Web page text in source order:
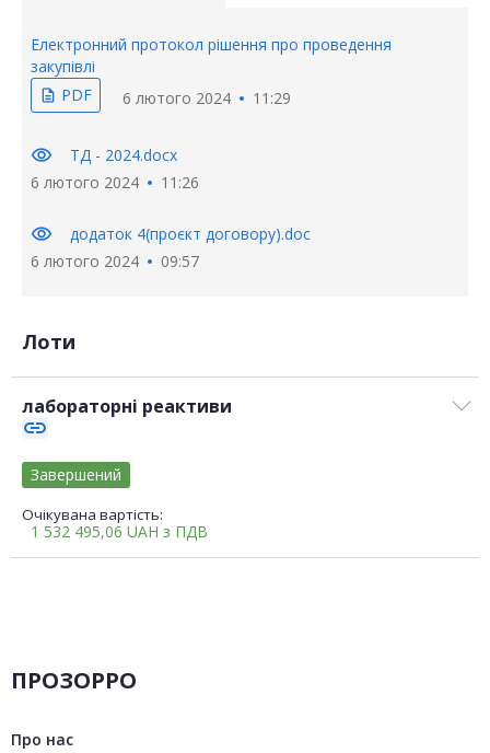
Електронний протокол рішення про проведення
закупівлі
description PDF 6 лютого 2024 11:29
visibility
ТД - 2024.docx
6 лютого 2024
11:26
visibility
додаток 4(проєкт договору).doc
6 лютого 2024
09:57
Лоти
лабораторні реактиви
link
Очікувана вартість:
1 532 495,06 UAH з ПДВ
Завершений
ПРОЗОРРО
Про нас